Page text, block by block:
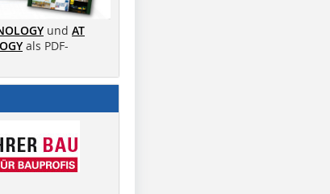
und AT
als PDF-